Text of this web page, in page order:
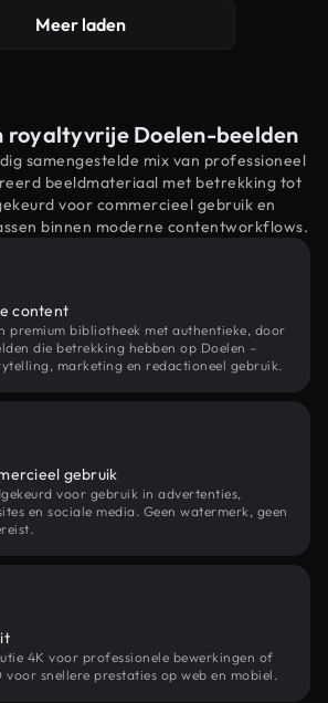
Meer laden
royaltyvrije Doelen-beelden
samengestelde mix van professioneel
beeldmateriaal met betrekking tot
voor commercieel gebruik en
binnen moderne contentworkflows.
content
premium bibliotheek met authentieke, door
die betrekking hebben op Doelen –
marketing en redactioneel gebruik.
gebruik
voor gebruik in advertenties,
en sociale media. Geen watermerk, geen
4K voor professionele bewerkingen of
voor snellere prestaties op web en mobiel.